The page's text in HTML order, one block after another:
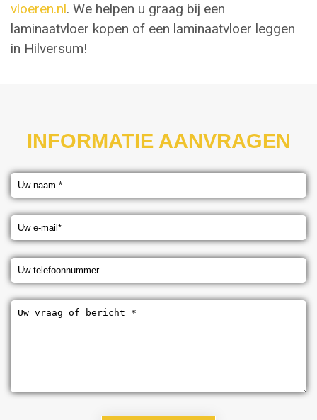
vloeren.nl. We helpen u graag bij een
laminaatvloer kopen of een laminaatvloer leggen
in Hilversum!
INFORMATIE AANVRAGEN